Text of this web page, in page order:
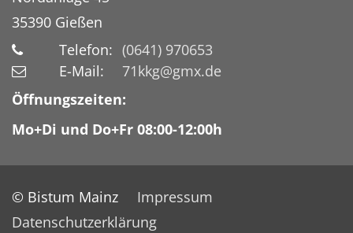
35390 Gießen
Telefon: (0641) 970653
E-Mail:
71kkg@gmx.de
Öffnungszeiten:
Mo+Di und Do+Fr 08:00-12:00h
© Bistum Mainz
Impressum
Datenschutzerklärung